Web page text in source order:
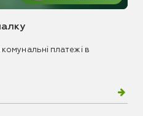
платежі в